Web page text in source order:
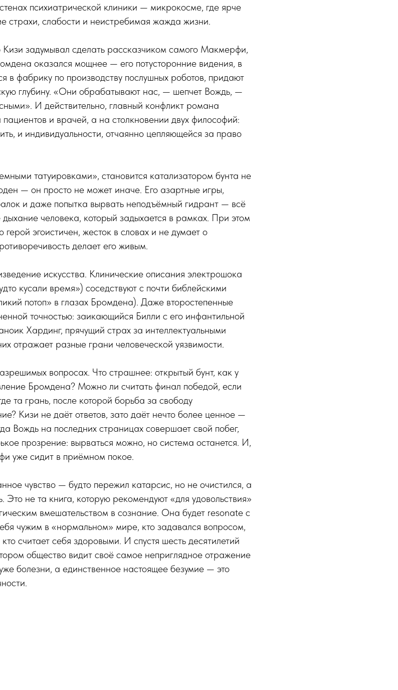
психиатрической клиники — микрокосме, где ярче
страхи, слабости и неистребимая жажда жизни.
задумывал сделать рассказчиком самого Макмерфи,
оказался мощнее — его потусторонние видения, в
в фабрику по производству послушных роботов, придают
глубину. «Они обрабатывают нас, — шепчет Вождь, —
И действительно, главный конфликт романа
пациентов и врачей, а на столкновении двух философий:
и индивидуальности, отчаянно цепляющейся за право
татуировками», становится катализатором бунта не
— он просто не может иначе. Его азартные игры,
и даже попытка вырвать неподъёмный гидрант — всё
дыхание человека, который задыхается в рамках. При этом
герой эгоистичен, жесток в словах и не думает о
делает его живым.
искусства. Клинические описания электрошока
кусали время») соседствуют с почти библейскими
потоп» в глазах Бромдена). Даже второстепенные
точностью: заикающийся Билли с его инфантильной
Хардинг, прячущий страх за интеллектуальными
отражает разные грани человеческой уязвимости.
вопросах. Что страшнее: открытый бунт, как у
Бромдена? Можно ли считать финал победой, если
та грань, после которой борьба за свободу
Кизи не даёт ответов, зато даёт нечто более ценное —
Вождь на последних страницах совершает свой побег,
прозрение: вырваться можно, но система останется. И,
уже сидит в приёмном покое.
чувство — будто пережил катарсис, но не очистился, а
Это не та книга, которую рекомендуют «для удовольствия»
вмешательством в сознание. Она будет resonate с
чужим в «нормальном» мире, кто задавался вопросом,
считает себя здоровыми. И спустя шесть десятилетий
общество видит своё самое неприглядное отражение
болезни, а единственное настоящее безумие — это